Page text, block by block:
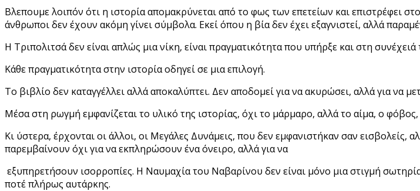
Βλεπουμε λοιπόν ότι η ιστορία απομακρύνεται από το φως των επετείων και επιστρέφει
άνθρωποι δεν έχουν ακόμη γίνει σύμβολα. Εκεί όπου η βία δεν έχει εξαγνιστεί, αλλά
Η Τριπολιτσά δεν είναι απλώς μια νίκη, είναι πραγματικότητα που υπήρξε και στη
Κάθε πραγματικότητα στην ιστορία οδηγεί σε μια επιλογή.
Το βιβλίο δεν καταγγέλλει αλλά αποκαλύπτει. Δεν αποδομεί για να ακυρώσει, αλλά για να
Μέσα στη ρωγμή εμφανίζεται το υλικό της ιστορίας, όχι το μάρμαρο, αλλά το αίμα, ο φόβος,
Κι ύστερα, έρχονται οι άλλοι, οι Μεγάλες Δυνάμεις, που δεν εμφανιστήκαν σαν
παρεμβαίνουν όχι για να εκπληρώσουν ένα όνειρο, αλλά για να
εξυπηρετήσουν ισορροπίες. Η Ναυμαχία του Ναβαρίνου δεν είναι μόνο μια στιγμή
ποτέ πλήρως αυτάρκης.